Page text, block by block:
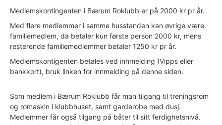
Medlemskontingenten i Bærum Roklubb er på 2000 kr pr år.
Med flere medlemmer i samme husstanden kan øvrige være
familiemedlem, da betaler kun første person 2000 kr, mens
resterende familiemedlemmer betaler 1250 kr pr år.
Medlemskontigenten betales ved innmelding (Vipps eller
bankkort), bruk linken for innmelding på denne siden.
Som medlem i Bærum Roklubb får man tilgang til treningsrom
og romaskin i klubbhuset, samt garderobe med dusj.
Medlemmer får også tilgang på båter til sitt ferdighetsnivå.